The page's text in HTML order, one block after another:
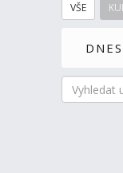
VŠE
DNES